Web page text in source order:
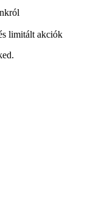
limitált akciók